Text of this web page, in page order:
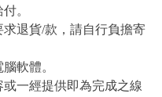
。
退貨/款，請自行負擔寄
軟體。
一經提供即為完成之線